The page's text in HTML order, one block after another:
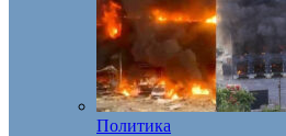
Политика